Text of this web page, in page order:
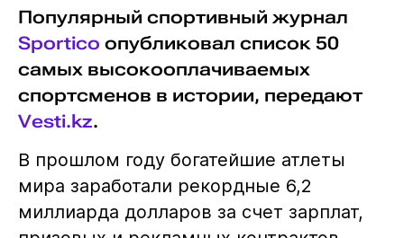
Популярный спортивный журнал
Sportico опубликовал список 50
самых высокооплачиваемых
спортсменов в истории, передают
Vesti.kz.
В прошлом году богатейшие атлеты
мира заработали рекордные 6,2
миллиарда долларов за счет зарплат,